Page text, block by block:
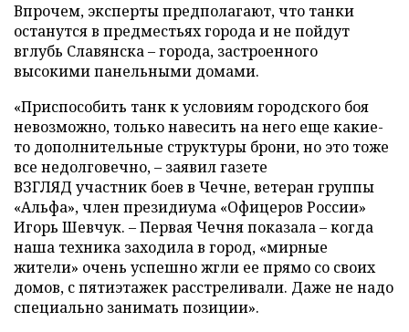
Впрочем, эксперты предполагают, что танки
останутся в предместьях города и не пойдут
вглубь Славянска–города, застроенного
высокими панельными домами.
«Приспособить танк к условиям городского боя
невозможно, только навесить на него еще какие-
то дополнительные структуры брони, но это тоже
все недолговечно,– заявил газете
ВЗГЛЯД участник боев в Чечне, ветеран группы
«Альфа», член президиума «Офицеров России»
Игорь Шевчук. – Первая Чечня показала–когда
наша техника заходила в город, «мирные
жители» очень успешно жгли ее прямо со своих
домов, с пятиэтажек расстреливали. Даже не надо
специально занимать позиции».